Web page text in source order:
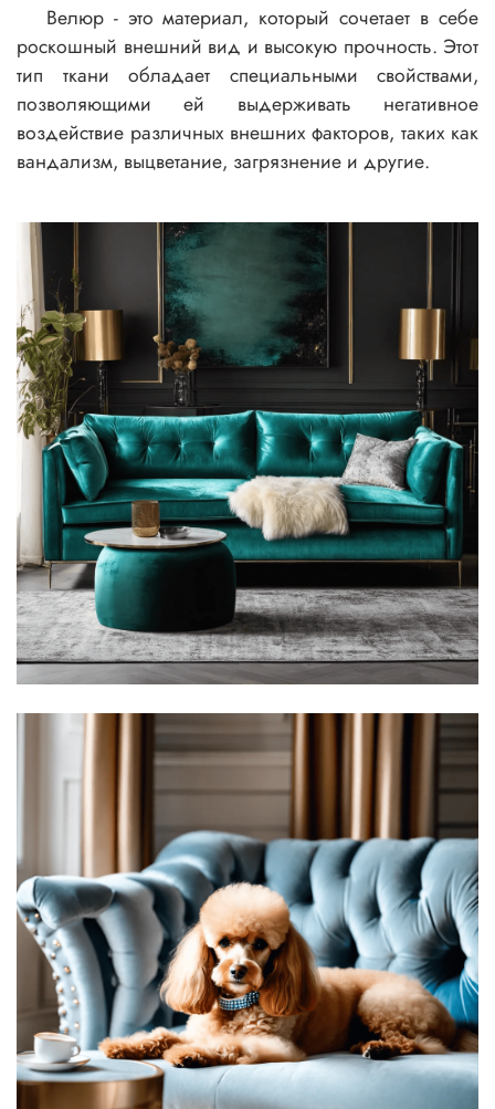
Велюр - это материал, который сочетает в себе
роскошный внешний вид и высокую прочность. Этот
тип ткани обладает специальными свойствами,
позволяющими ей выдерживать негативное
воздействие различных внешних факторов, таких как
вандализм, выцветание, загрязнение и другие.